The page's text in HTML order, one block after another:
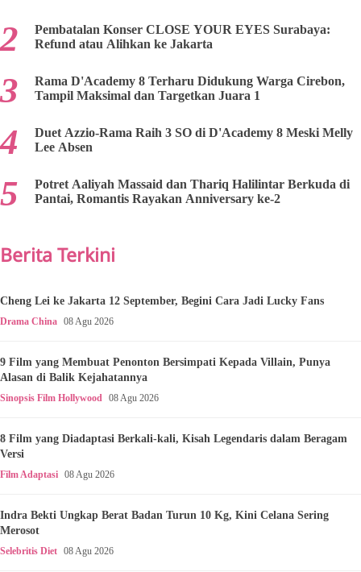
Pembatalan Konser CLOSE YOUR EYES Surabaya:
Refund atau Alihkan ke Jakarta
Rama D'Academy 8 Terharu Didukung Warga Cirebon,
Tampil Maksimal dan Targetkan Juara 1
Duet Azzio-Rama Raih 3 SO di D'Academy 8 Meski Melly
Lee Absen
Potret Aaliyah Massaid dan Thariq Halilintar Berkuda di
Pantai, Romantis Rayakan Anniversary ke-2
Berita Terkini
Cheng Lei ke Jakarta 12 September, Begini Cara Jadi Lucky Fans
Drama China 08 Agu 2026
9 Film yang Membuat Penonton Bersimpati Kepada Villain, Punya
Alasan di Balik Kejahatannya
Sinopsis Film Hollywood 08 Agu 2026
8 Film yang Diadaptasi Berkali-kali, Kisah Legendaris dalam Beragam
Versi
Film Adaptasi 08 Agu 2026
Indra Bekti Ungkap Berat Badan Turun 10 Kg, Kini Celana Sering
Merosot
Selebritis Diet 08 Agu 2026